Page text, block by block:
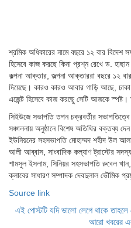
শ্রমিক অধিকারের নামে বছরে ১২ বার
হিসেবে কাজ করছে কিনা প্রশ্ন রেখে ড.
কল্পনা আক্তার, জল্পনা আক্তাররা বছরে ১২
দিয়েছে। কারও কারও আবার গাড়ি আছে,
এজেন্ট হিসেবে কাজ করছেু সেটি আজকে
সিইউজে সভাপতি তপন চক্রবর্তীর
সঞ্চালনায় অনুষ্ঠানে বিশেষ অতিথির বক্তব্য
ইউনিয়নের সহসভাপতি মোহাম্মদ শহীদ উল
আলী আব্বাস, সাংবাদিক কল্যাণ ট্রাস্টের
শামসুল ইসলাম, সিনিয়র সহসভাপতি রুবেল
ক্লাবের সাধারণ সম্পাদক দেবদুলাল ভৌমিক
Source link
এই পোস্টটি যদি ভালো লেগে থাকে
আরো খবরের